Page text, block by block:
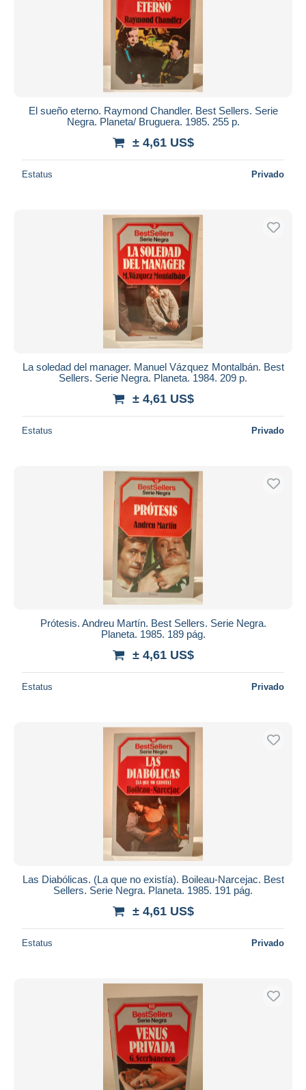
El sueño eterno. Raymond Chandler. Best Sellers. Serie
Negra. Planeta/ Bruguera. 1985. 255 p.
± 4,61 US$
Estatus Privado
La soledad del manager. Manuel Vázquez Montalbán. Best
Sellers. Serie Negra. Planeta. 1984. 209 p.
± 4,61 US$
Estatus Privado
Prótesis. Andreu Martín. Best Sellers. Serie Negra.
Planeta. 1985. 189 pág.
± 4,61 US$
Estatus Privado
Las Diabólicas. (La que no existía). Boileau-Narcejac. Best
Sellers. Serie Negra. Planeta. 1985. 191 pág.
± 4,61 US$
Estatus Privado